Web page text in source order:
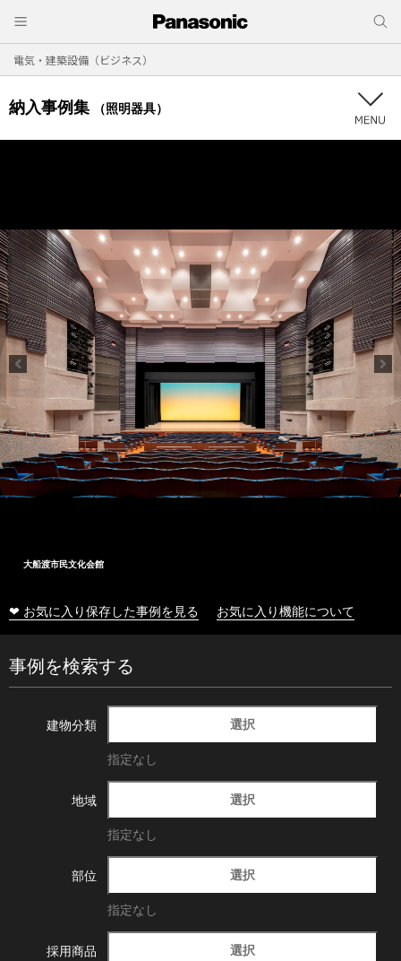
電気・建築設備（ビジネス）
納入事例集 （照明器具）
大船渡市民文化会館
❤ お気に入り保存した事例を見る お気に入り機能について
事例を検索する
建物分類 選択
指定なし
地域 選択
指定なし
部位 選択
指定なし
採用商品 選択